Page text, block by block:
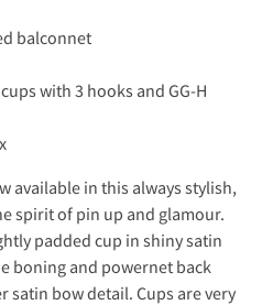
balconnet
with 3 hooks and GG-H
available in this always stylish,
spirit of pin up and glamour.
padded cup in shiny satin
boning and powernet back
bow detail. Cups are very